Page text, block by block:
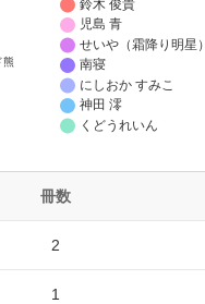
鈴木 俊貴
児島 青
せいや（霜降り明星）
南寝
にしおか すみこ
神田 澪
くどうれいん
熊
冊数
2
1